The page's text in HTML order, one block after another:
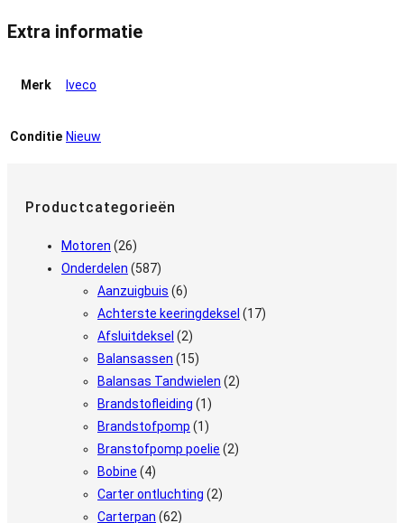
Extra informatie
Merk Iveco
Conditie Nieuw
Productcategorieën
Motoren (26)
Onderdelen (587)
Aanzuigbuis (6)
Achterste keeringdeksel (17)
Afsluitdeksel (2)
Balansassen (15)
Balansas Tandwielen (2)
Brandstofleiding (1)
Brandstofpomp (1)
Branstofpomp poelie (2)
Bobine (4)
Carter ontluchting (2)
Carterpan (62)